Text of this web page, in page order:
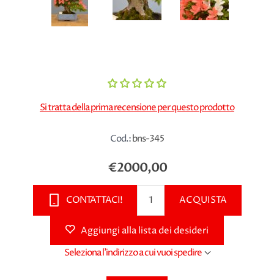
Si tratta della prima recensione per questo prodotto
Cod.:bns-345
€2000,00
CONTATTACI! ACQUISTA
Aggiungi alla lista dei desideri
Seleziona l'indirizzo a cui vuoi spedire